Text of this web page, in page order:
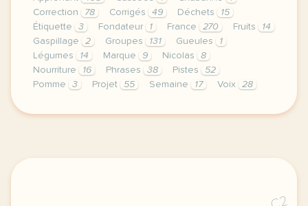
Correction
78 Corrigés 49 Déchets
15
Étiquette
3 Fondateur 1 France 270 Fruits
14
Gaspillage
2 Groupes 131 Gueules
1
Légumes
14 Marque 9 Nicolas
8
Nourriture
16 Phrases 38 Pistes
52
Pomme
3 Projet 55 Semaine 17 Voix 28
le respect de votre vie privee est une priorite